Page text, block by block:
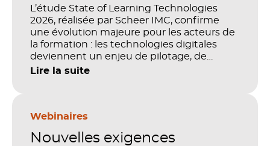
L’étude State of Learning Technologies
2026, réalisée par Scheer IMC, confirme
une évolution majeure pour les acteurs de
la formation : les technologies digitales
deviennent un enjeu de pilotage, de
performance et de preuve de valeur. IA,
stratégique. Mais comment démontrer
investissements sur les compétences, la
Lire la suite
Webinaires
Nouvelles exigences